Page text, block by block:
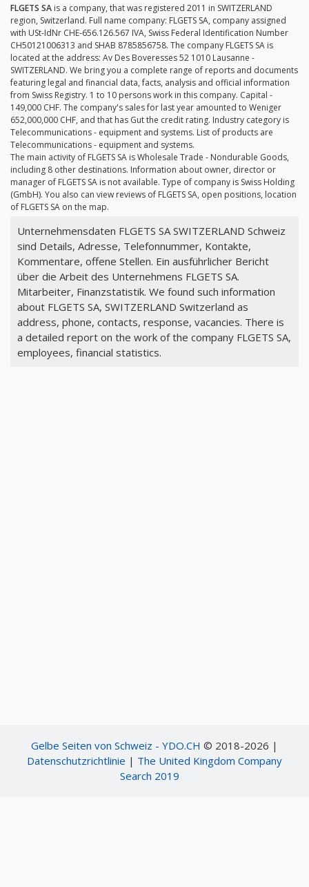
FLGETS SA is a company, that was registered 2011 in SWITZERLAND
region, Switzerland. Full name company: FLGETS SA, company assigned
with USt-IdNr CHE-656.126.567 IVA, Swiss Federal Identification Number
CH50121006313 and SHAB 8785856758. The company FLGETS SA is
located at the address: Av Des Boveresses 52 1010 Lausanne -
SWITZERLAND. We bring you a complete range of reports and documents
featuring legal and financial data, facts, analysis and official information
from Swiss Registry. 1 to 10 persons work in this company. Capital -
149,000 CHF. The company's sales for last year amounted to Weniger
652,000,000 CHF, and that has Gut the credit rating. Industry category is
Telecommunications - equipment and systems. List of products are
Telecommunications - equipment and systems.
The main activity of FLGETS SA is Wholesale Trade - Nondurable Goods,
including 8 other destinations. Information about owner, director or
manager of FLGETS SA is not available. Type of company is Swiss Holding
(GmbH). You also can view reviews of FLGETS SA, open positions, location
of FLGETS SA on the map.
Unternehmensdaten FLGETS SA SWITZERLAND Schweiz
sind Details, Adresse, Telefonnummer, Kontakte,
Kommentare, offene Stellen. Ein ausführlicher Bericht
über die Arbeit des Unternehmens FLGETS SA.
Mitarbeiter, Finanzstatistik. We found such information
about FLGETS SA, SWITZERLAND Switzerland as
address, phone, contacts, response, vacancies. There is
a detailed report on the work of the company FLGETS SA,
employees, financial statistics.
Gelbe Seiten von Schweiz - YDO.CH © 2018-2026 |
Datenschutzrichtlinie | The United Kingdom Company
Search 2019